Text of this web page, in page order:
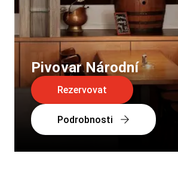
Pivovar Národní
Rezervovat
Podrobnosti